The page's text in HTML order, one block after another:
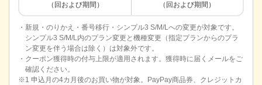
（回および期間） （回および期間）
・新規・のりかえ・番号移行・シンプル3 S/M/Lへの変更が対象です。
シンプル3 S/M/L内のプラン変更と機種変更（指定プランからのプラ
ン変更を伴う場合は除く）は対象外です。
・クーポン獲得時の付与上限が適用されます。獲得時に届くメールをご
確認ください。
※1 申込月の4カ月後のお買い物が対象。PayPay商品券、クレジットカ